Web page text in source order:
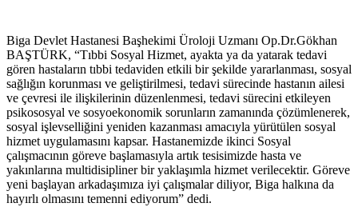
Biga Devlet Hastanesi Başhekimi Üroloji Uzmanı Op.Dr.Gökhan
BAŞTÜRK, “Tıbbi Sosyal Hizmet, ayakta ya da yatarak tedavi
gören hastaların tıbbi tedaviden etkili bir şekilde yararlanması, sosyal
sağlığın korunması ve geliştirilmesi, tedavi sürecinde hastanın ailesi
ve çevresi ile ilişkilerinin düzenlenmesi, tedavi sürecini etkileyen
psikososyal ve sosyoekonomik sorunların zamanında çözümlenerek,
sosyal işlevselliğini yeniden kazanması amacıyla yürütülen sosyal
hizmet uygulamasını kapsar. Hastanemizde ikinci Sosyal
çalışmacının göreve başlamasıyla artık tesisimizde hasta ve
yakınlarına multidisipliner bir yaklaşımla hizmet verilecektir. Göreve
yeni başlayan arkadaşımıza iyi çalışmalar diliyor, Biga halkına da
hayırlı olmasını temenni ediyorum” dedi.